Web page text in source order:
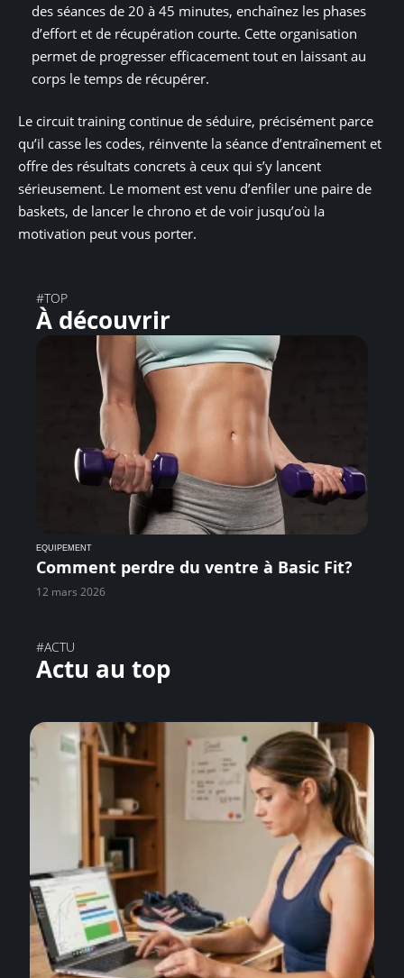
des séances de 20 à 45 minutes, enchaînez les phases
d’effort et de récupération courte. Cette organisation
permet de progresser efficacement tout en laissant au
corps le temps de récupérer.
Le circuit training continue de séduire, précisément parce
qu’il casse les codes, réinvente la séance d’entraînement et
offre des résultats concrets à ceux qui s’y lancent
sérieusement. Le moment est venu d’enfiler une paire de
baskets, de lancer le chrono et de voir jusqu’où la
motivation peut vous porter.
#TOP
À découvrir
EQUIPEMENT
Comment perdre du ventre à Basic Fit?
12 mars 2026
#ACTU
Actu au top